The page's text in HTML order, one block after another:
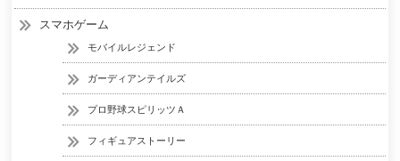
スマホゲーム
モバイルレジェンド
ガーディアンテイルズ
プロ野球スピリッツＡ
フィギュアストーリー